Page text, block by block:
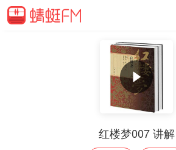
红楼梦007 讲解